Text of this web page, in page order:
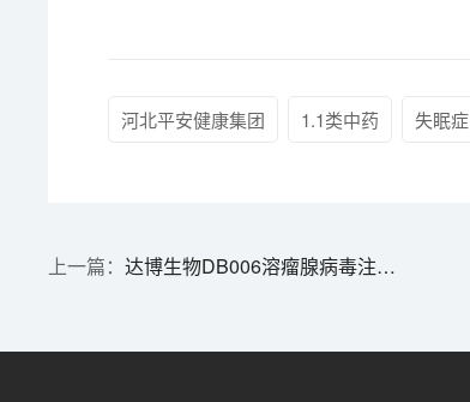
河北平安健康集团 1.1类中药 失眠症
达博生物DB006溶瘤腺病毒注射液获批临床 | 1分钟药闻速览